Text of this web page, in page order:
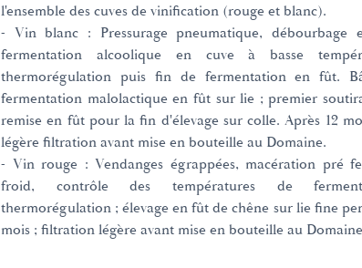
l'ensemble des cuves de vinification (rouge et blanc).
- Vin blanc : Pressurage pneumatique, débourbage
fermentation alcoolique en cuve à basse
thermorégulation puis fin de fermentation en fût.
fermentation malolactique en fût sur lie ; premier
remise en fût pour la fin d'élevage sur colle. Après 12
légère filtration avant mise en bouteille au Domaine.
- Vin rouge : Vendanges égrappées, macération pré
froid, contrôle des températures de
thermorégulation ; élevage en fût de chêne sur lie fine
mois ; filtration légère avant mise en bouteille au